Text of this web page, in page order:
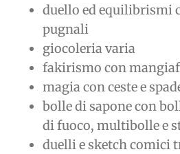
duello ed equilibrismi
pugnali
giocoleria varia
fakirismo con
magia con ceste e
bolle di sapone con
di fuoco, multibolle e
duelli e sketch comici